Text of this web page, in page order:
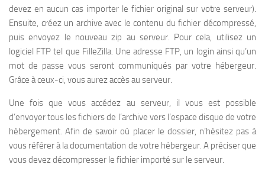
devez en aucun cas importer le fichier original sur votre serveur).
Ensuite, créez un archive avec le contenu du fichier décompressé,
puis envoyez le nouveau zip au serveur. Pour cela, utilisez un
logiciel FTP tel que FilleZilla. Une adresse FTP, un login ainsi qu’un
mot de passe vous seront communiqués par votre hébergeur.
Grâce à ceux-ci, vous aurez accès au serveur.
Une fois que vous accédez au serveur, il vous est possible
d’envoyer tous les fichiers de l’archive vers l’espace disque de votre
hébergement. Afin de savoir où placer le dossier, n’hésitez pas à
vous référer à la documentation de votre hébergeur. A préciser que
vous devez décompresser le fichier importé sur le serveur.